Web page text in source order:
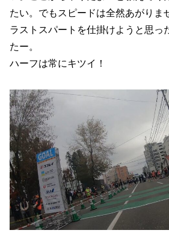
たい。でもスピードは全然あがりま
ラストスパートを仕掛けようと思っ
たー。
ハーフは常にキツイ！